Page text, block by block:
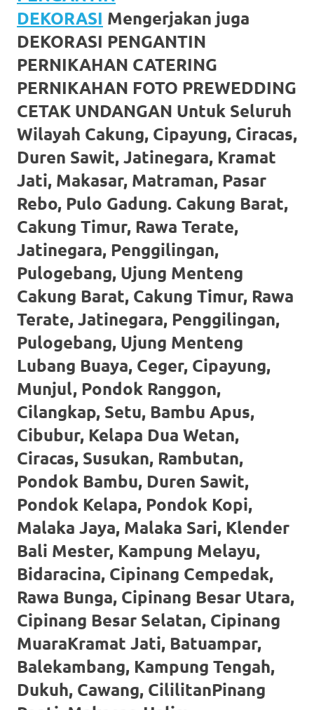
rolex.
Discover
More
Here
loanswatches.com.
Wiht
80%
Discount
replica
watches.
click
fake
watches.
Get
the
facts
https://www.stockswatches.com
anchor
https://
check
this
link
right
here
now
https://www.domainwatches.com
DEKORASI Mengerjakan juga
DEKORASI PENGANTIN
PERNIKAHAN CATERING
PERNIKAHAN FOTO PREWEDDING
CETAK UNDANGAN Untuk Seluruh
Wilayah Cakung, Cipayung, Ciracas,
Duren Sawit, Jatinegara, Kramat
Jati, Makasar, Matraman, Pasar
Rebo, Pulo Gadung. Cakung Barat,
Cakung Timur, Rawa Terate,
Jatinegara, Penggilingan,
Pulogebang, Ujung Menteng
Cakung Barat, Cakung Timur, Rawa
Terate, Jatinegara, Penggilingan,
Pulogebang, Ujung Menteng
Lubang Buaya, Ceger, Cipayung,
Munjul, Pondok Ranggon,
Cilangkap, Setu, Bambu Apus,
Cibubur, Kelapa Dua Wetan,
Ciracas, Susukan, Rambutan,
Pondok Bambu, Duren Sawit,
Pondok Kelapa, Pondok Kopi,
Malaka Jaya, Malaka Sari, Klender
Bali Mester, Kampung Melayu,
Bidaracina, Cipinang Cempedak,
Rawa Bunga, Cipinang Besar Utara,
Cipinang Besar Selatan, Cipinang
MuaraKramat Jati, Batuampar,
Balekambang, Kampung Tengah,
Dukuh, Cawang, CililitanPinang